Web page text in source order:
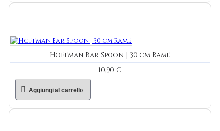
Hoffman Bar Spoon | 30 cm Rame
10,90 €
Aggiungi al carrello